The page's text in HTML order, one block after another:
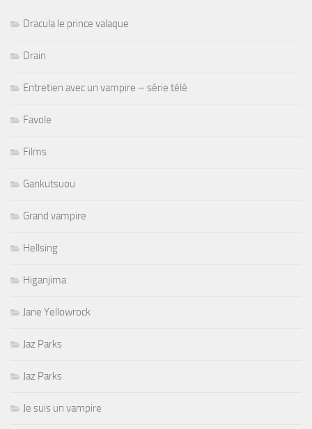
Dracula le prince valaque
Drain
Entretien avec un vampire – série télé
Favole
Films
Gankutsuou
Grand vampire
Hellsing
Higanjima
Jane Yellowrock
Jaz Parks
Jaz Parks
Je suis un vampire